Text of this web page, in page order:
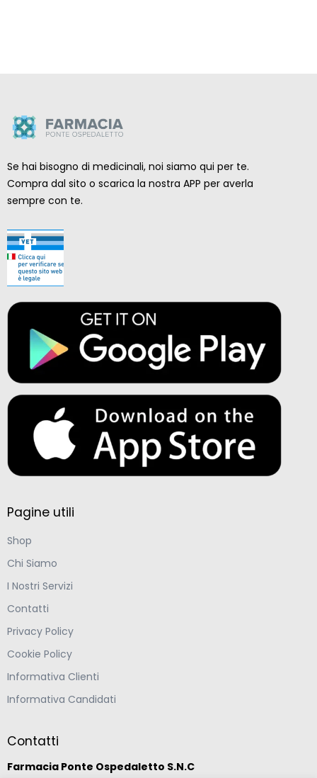
Se hai bisogno di medicinali, noi siamo qui per te.
Compra dal sito o scarica la nostra APP per averla
sempre con te.
Pagine utili
Shop
Chi Siamo
I Nostri Servizi
Contatti
Privacy Policy
Cookie Policy
Informativa Clienti
Informativa Candidati
Contatti
Farmacia Ponte Ospedaletto S.N.C